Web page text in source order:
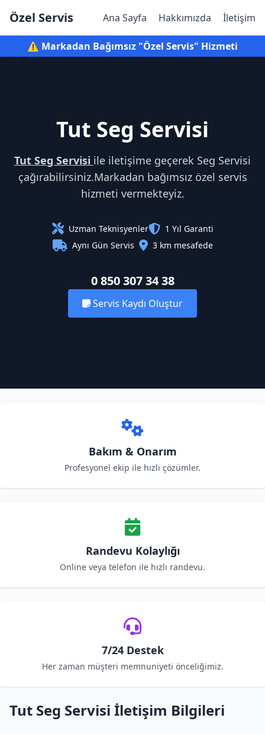
Özel Servis Ana Sayfa Hakkımızda İletişim
⚠️ Markadan Bağımsız "Özel Servis" Hizmeti
Tut Seg Servisi
Tut Seg Servisi ile iletişime geçerek Seg Servisi
çağırabilirsiniz.Markadan bağımsız özel servis
hizmeti vermekteyiz.
Uzman Teknisyenler
1 Yıl Garanti
Aynı Gün Servis
3 km mesafede
0 850 307 34 38
Servis Kaydı Oluştur
Bakım & Onarım
Profesyonel ekip ile hızlı çözümler.
Randevu Kolaylığı
Online veya telefon ile hızlı randevu.
7/24 Destek
Her zaman müşteri memnuniyeti önceliğimiz.
Tut Seg Servisi İletişim Bilgileri